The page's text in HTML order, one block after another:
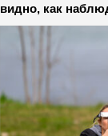
видно, как